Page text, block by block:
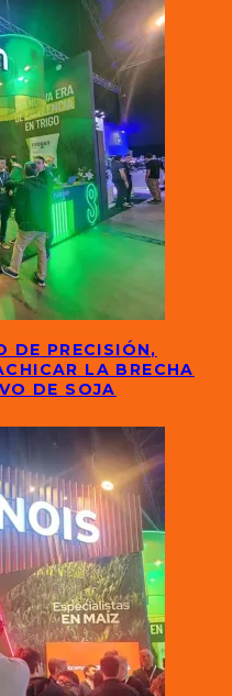
DE PRECISIÓN,
LA BRECHA
DE SOJA